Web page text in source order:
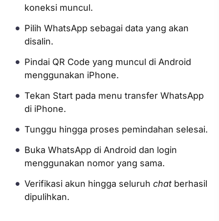
koneksi muncul.
Pilih WhatsApp sebagai data yang akan
disalin.
Pindai QR Code yang muncul di Android
menggunakan iPhone.
Tekan Start pada menu transfer WhatsApp
di iPhone.
Tunggu hingga proses pemindahan selesai.
Buka WhatsApp di Android dan login
menggunakan nomor yang sama.
Verifikasi akun hingga seluruh chat berhasil
dipulihkan.